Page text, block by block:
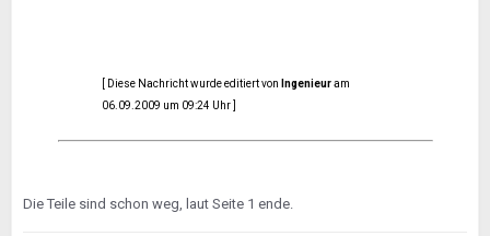
[ Diese Nachricht wurde editiert von Ingenieuram
06.09.2009 um 09:24 Uhr ]
Die Teile sind schon weg, laut Seite 1 ende.